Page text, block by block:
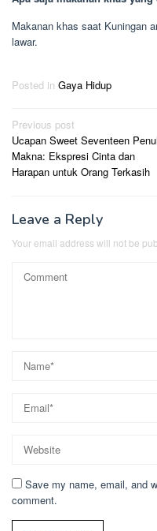
Makanan khas saat Kuningan
lawar.
Posted in Gaya Hidup
Post
navigation
Previous post
Ucapan Sweet Seventeen
Makna: Ekspresi Cinta dan
Harapan untuk Orang Terkasih
Leave a Reply
Your email address will not be
Save my name, email, and
comment.